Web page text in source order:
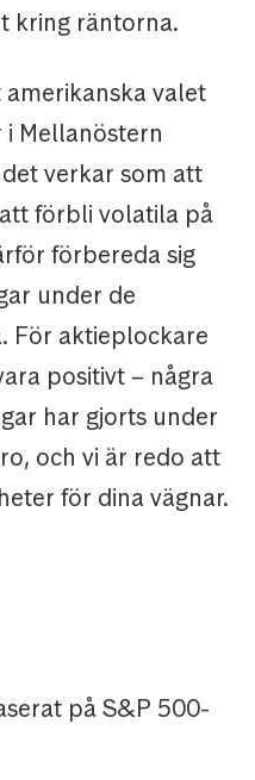
kring räntorna.
valet
Mellanöstern
verkar som att
förbli volatila på
förbereda sig
under de
För aktieplockare
positivt – några
har gjorts under
och vi är redo att
för dina vägnar.
på S&P 500-